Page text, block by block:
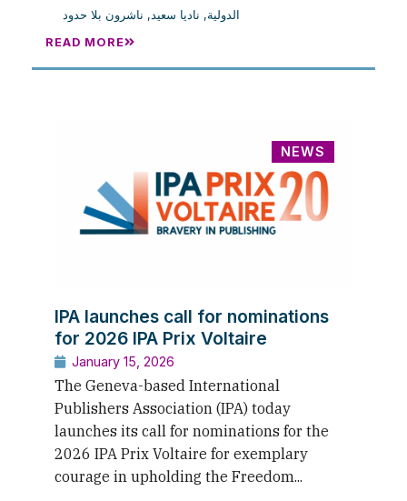
الدولية, ناديا سعيد , ناشرون بلا حدود
READ MORE
NEWS
IPA launches call for nominations
for 2026 IPA Prix Voltaire
January 15, 2026
The Geneva-based International
Publishers Association (IPA) today
launches its call for nominations for the
2026 IPA Prix Voltaire for exemplary
courage in upholding the Freedom...